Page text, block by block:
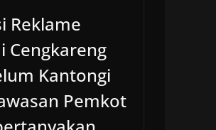
Reklame
Cengkareng
Kantongi
Pemkot